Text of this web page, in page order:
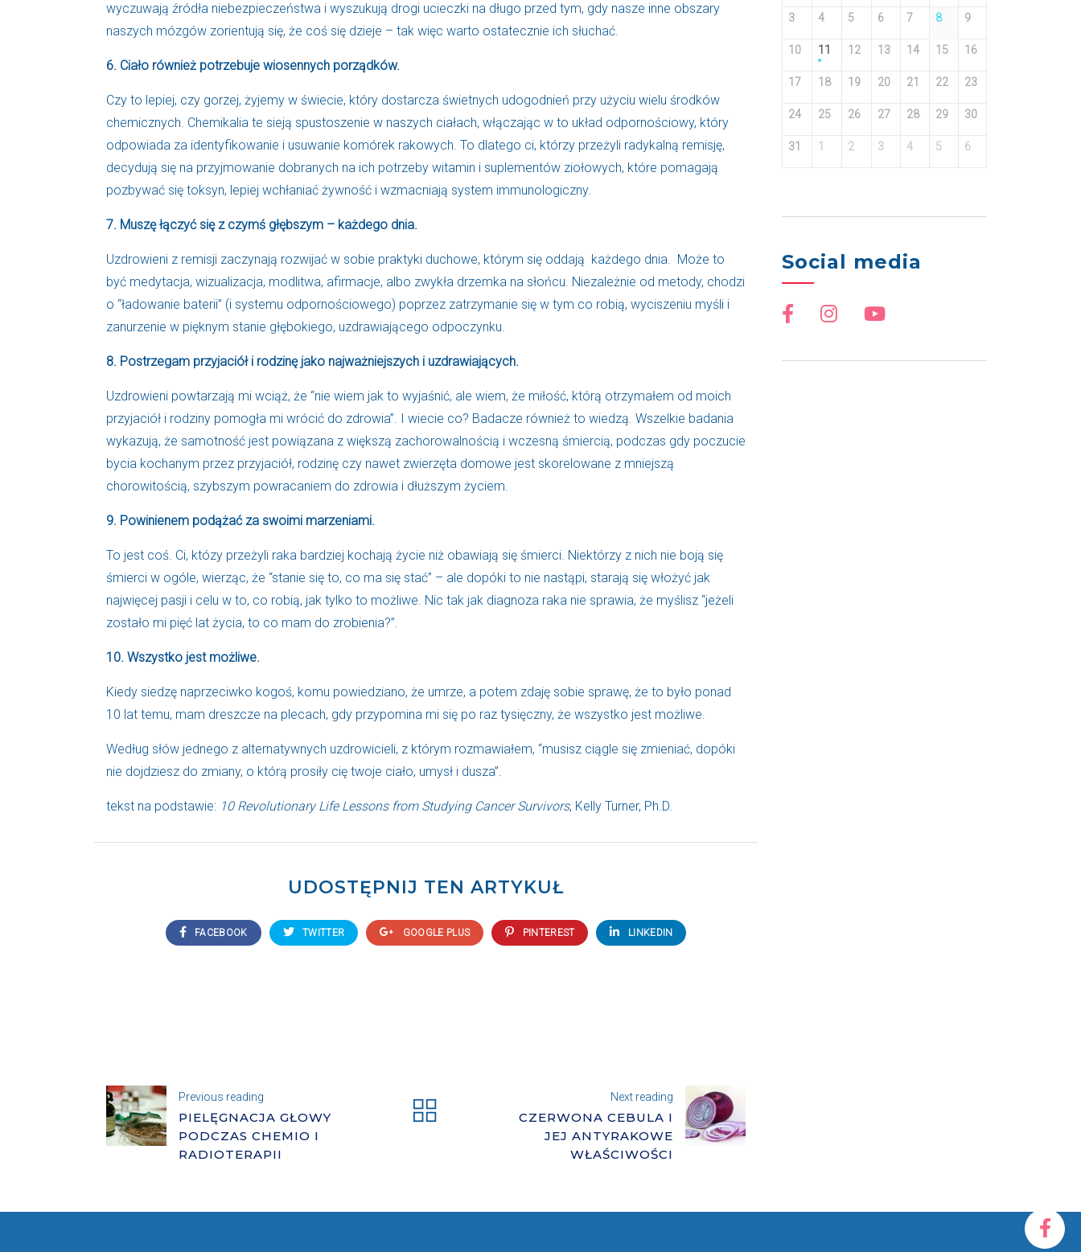
wyczuwają źródła niebezpieczeństwa i wyszukują drogi ucieczki na długo przed tym, gdy nasze inne obszary
naszych mózgów zorientują się, że coś się dzieje – tak więc warto ostatecznie ich słuchać.
6. Ciało również potrzebuje wiosennych porządków.
Czy to lepiej, czy gorzej, żyjemy w świecie, który dostarcza świetnych udogodnień przy użyciu wielu środków
chemicznych. Chemikalia te sieją spustoszenie w naszych ciałach, włączając w to układ odpornościowy, który
odpowiada za identyfikowanie i usuwanie komórek rakowych. To dlatego ci, którzy przeżyli radykalną remisję,
decydują się na przyjmowanie dobranych na ich potrzeby witamin i suplementów ziołowych, które pomagają
pozbywać się toksyn, lepiej wchłaniać żywność i wzmacniają system immunologiczny.
7. Muszę łączyć się z czymś głębszym – każdego dnia.
Uzdrowieni z remisji zaczynają rozwijać w sobie praktyki duchowe, którym się oddają każdego dnia. Może to
być medytacja, wizualizacja, modlitwa, afirmacje, albo zwykła drzemka na słońcu. Niezależnie od metody, chodzi
o “ładowanie baterii” (i systemu odpornościowego) poprzez zatrzymanie się w tym co robią, wyciszeniu myśli i
zanurzenie w pięknym stanie głębokiego, uzdrawiającego odpoczynku.
8. Postrzegam przyjaciół i rodzinę jako najważniejszych i uzdrawiających.
Uzdrowieni powtarzają mi wciąż, że “nie wiem jak to wyjaśnić, ale wiem, że miłość, którą otrzymałem od moich
przyjaciół i rodziny pomogła mi wrócić do zdrowia”. I wiecie co? Badacze również to wiedzą. Wszelkie badania
wykazują, że samotność jest powiązana z większą zachorowalnością i wczesną śmiercią, podczas gdy poczucie
bycia kochanym przez przyjaciół, rodzinę czy nawet zwierzęta domowe jest skorelowane z mniejszą
chorowitością, szybszym powracaniem do zdrowia i dłuższym życiem.
9. Powinienem podążać za swoimi marzeniami.
To jest coś. Ci, któzy przeżyli raka bardziej kochają życie niż obawiają się śmierci. Niektórzy z nich nie boją się
śmierci w ogóle, wierząc, że “stanie się to, co ma się stać” – ale dopóki to nie nastąpi, starają się włożyć jak
najwięcej pasji i celu w to, co robią, jak tylko to możliwe. Nic tak jak diagnoza raka nie sprawia, że myślisz “jeżeli
zostało mi pięć lat życia, to co mam do zrobienia?”.
10. Wszystko jest możliwe.
Kiedy siedzę naprzeciwko kogoś, komu powiedziano, że umrze, a potem zdaję sobie sprawę, że to było ponad
10 lat temu, mam dreszcze na plecach, gdy przypomina mi się po raz tysięczny, że wszystko jest możliwe.
Według słów jednego z alternatywnych uzdrowicieli, z którym rozmawiałem, “musisz ciągle się zmieniać, dopóki
nie dojdziesz do zmiany, o którą prosiły cię twoje ciało, umysł i dusza”.
tekst na podstawie: 10 Revolutionary Life Lessons from Studying Cancer Survivors, Kelly Turner, Ph.D.
UDOSTĘPNIJ TEN ARTYKUŁ
FACEBOOK TWITTER GOOGLE PLUS PINTEREST LINKEDIN
Previous reading
PIELĘGNACJA GŁOWY
PODCZAS CHEMIO I
RADIOTERAPII
Next reading
CZERWONA CEBULA I
JEJ ANTYRAKOWE
WŁAŚCIWOŚCI
3 4 5 6 7 8 9
10 11 12 13 14 15 16
17 18 19 20 21 22 23
24 25 26 27 28 29 30
31 1 2 3 4 5 6
Social media